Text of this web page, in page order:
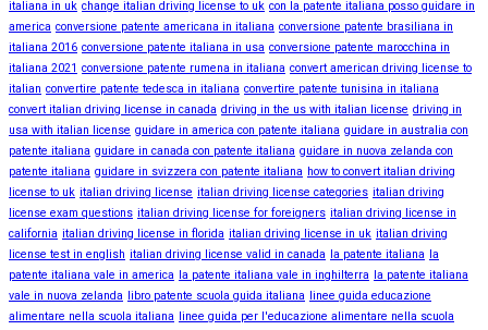
italiana in uk change italian driving license to uk con la patente italiana posso guidare in
america conversione patente americana in italiana conversione patente brasiliana in
italiana 2016 conversione patente italiana in usa conversione patente marocchina in
italiana 2021 conversione patente rumena in italiana convert american driving license to
italian convertire patente tedesca in italiana convertire patente tunisina in italiana
convert italian driving license in canada driving in the us with italian license driving in
usa with italian license guidare in america con patente italiana guidare in australia con
patente italiana guidare in canada con patente italiana guidare in nuova zelanda con
patente italiana guidare in svizzera con patente italiana how to convert italian driving
license to uk italian driving license italian driving license categories italian driving
license exam questions italian driving license for foreigners italian driving license in
california italian driving license in florida italian driving license in uk italian driving
license test in english italian driving license valid in canada la patente italiana
la
patente italiana vale in america
la patente italiana vale in inghilterra
la patente italiana
vale in nuova zelanda
libro patente scuola guida italiana
linee guida educazione
alimentare nella scuola italiana
linee guida per l'educazione alimentare nella scuola